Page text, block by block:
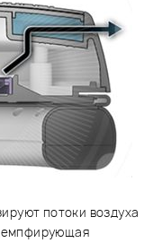
потоки воздуха